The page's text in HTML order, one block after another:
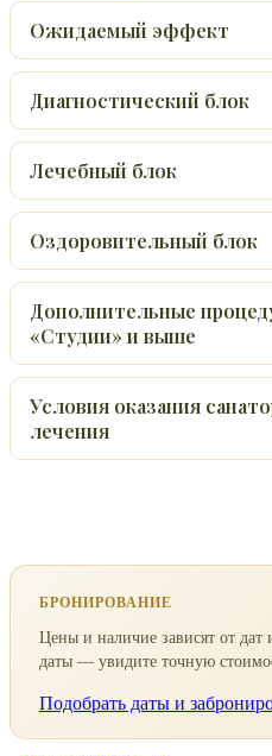
Ожидаемый эффект
Диагностический блок
Лечебный блок
Оздоровительный блок
Дополнительные
«Студии» и выше
Условия оказания
лечения
БРОНИРОВАНИЕ
Цены и наличие зависят от дат
даты — увидите точную
Подобрать даты и